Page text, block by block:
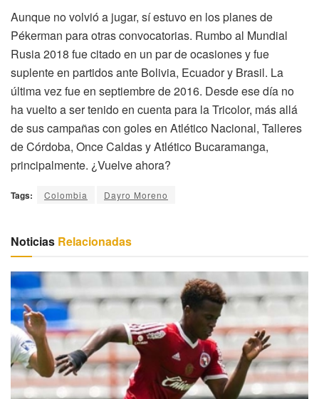
Aunque no volvió a jugar, sí estuvo en los planes de
Pékerman para otras convocatorias. Rumbo al Mundial
Rusia 2018 fue citado en un par de ocasiones y fue
suplente en partidos ante Bolivia, Ecuador y Brasil. La
última vez fue en septiembre de 2016. Desde ese día no
ha vuelto a ser tenido en cuenta para la Tricolor, más allá
de sus campañas con goles en Atlético Nacional, Talleres
de Córdoba, Once Caldas y Atlético Bucaramanga,
principalmente. ¿Vuelve ahora?
Tags: Colombia Dayro Moreno
Noticias Relacionadas